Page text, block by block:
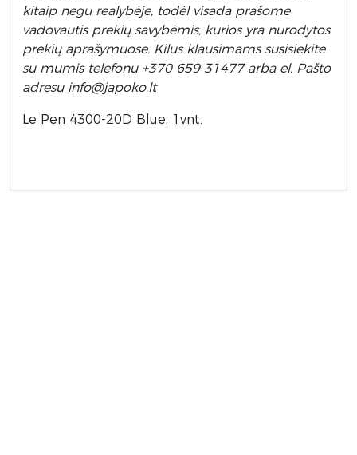
kitaip negu realybėje, todėl visada prašome
vadovautis prekių savybėmis, kurios yra nurodytos
prekių aprašymuose. Kilus klausimams susisiekite
su mumis telefonu +370 659 31477 arba el. Pašto
adresu info@japoko.lt
Le Pen 4300-20D Blue, 1vnt.